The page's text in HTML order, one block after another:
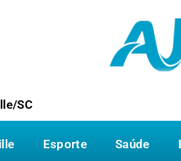
SC
Esporte Saúde